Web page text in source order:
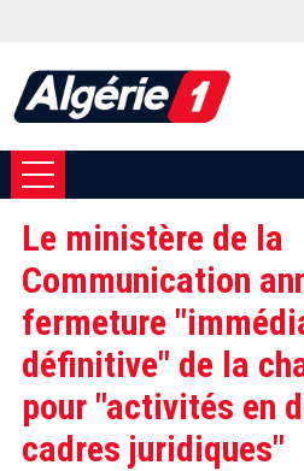
Le ministère de la
Communication
fermeture
définitive" de la
pour "activités en
cadres juridiques"